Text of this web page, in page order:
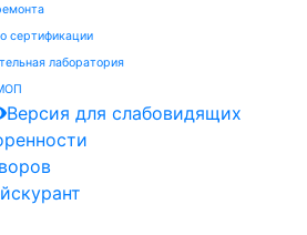
сертификации
лаборатория
Версия для слабовидящих